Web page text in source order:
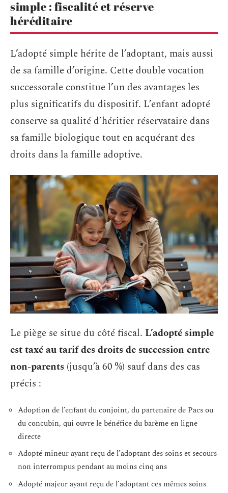
simple : fiscalité et réserve
héréditaire
L’adopté simple hérite de l’adoptant, mais aussi
de sa famille d’origine. Cette double vocation
successorale constitue l’un des avantages les
plus significatifs du dispositif. L’enfant adopté
conserve sa qualité d’héritier réservataire dans
sa famille biologique tout en acquérant des
droits dans la famille adoptive.
Le piège se situe du côté fiscal. L’adopté simple
est taxé au tarif des droits de succession entre
non-parents (jusqu’à 60 %) sauf dans des cas
précis :
Adoption de l’enfant du conjoint, du partenaire de Pacs ou
du concubin, qui ouvre le bénéfice du barème en ligne
directe
Adopté mineur ayant reçu de l’adoptant des soins et secours
non interrompus pendant au moins cinq ans
Adopté majeur ayant reçu de l’adoptant ces mêmes soins